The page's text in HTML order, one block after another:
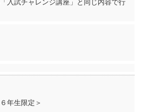
入試チャレンジ講座」と同じ内容で行
年生限定＞